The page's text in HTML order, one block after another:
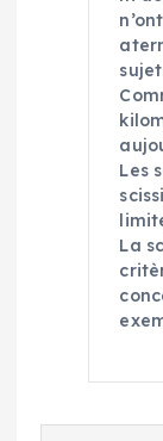
Les
La